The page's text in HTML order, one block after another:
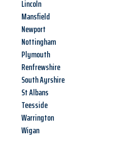
Lincoln
Mansfield
Newport
Nottingham
Plymouth
Renfrewshire
South Ayrshire
St Albans
Teesside
Warrington
Wigan